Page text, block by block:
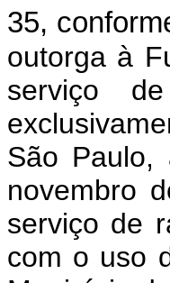
35,
outorga à
serviço
São Paulo,
novembro
serviço de
com o uso